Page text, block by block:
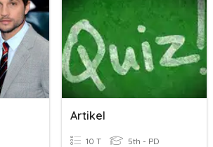
Artikel
10 T 5th - PD